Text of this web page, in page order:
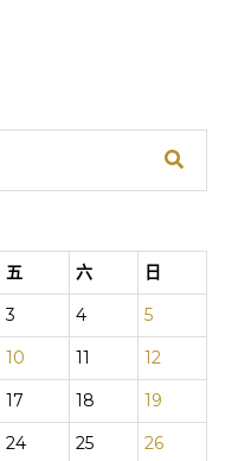
五 六
日
3 4
5
10 11
12
17 18
19
24 25
26